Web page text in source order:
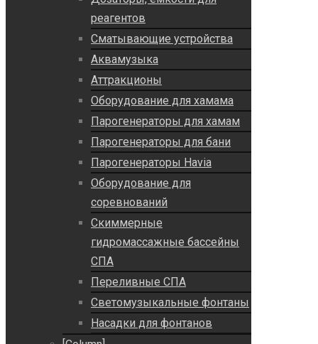
реагентов
Сматывающие устройства
Аквамузыка
Аттракционы
Оборудование для хамама
Парогенераторы для хамам
Парогенераторы для бани
Парогенераторы Havia
Оборудование для
соревнований
Скиммерные
гидромассажные бассейны
СПА
Переливные СПА
Светомузыкальные фонтаны
Насадки для фонтанов